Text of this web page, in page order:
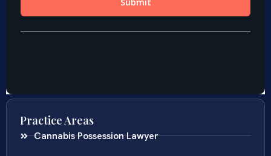
Practice Areas
Cannabis Possession Lawyer